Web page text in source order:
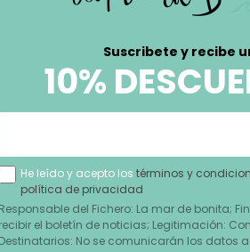
Responsable del Fichero: La mar de bonita;
recibir el boletín de noticias; Legitimación:
Destinatarios: No se comunicarán los datos a
He leído y acepto los términos y
política de privacidad
10%
Suscribete y recibe